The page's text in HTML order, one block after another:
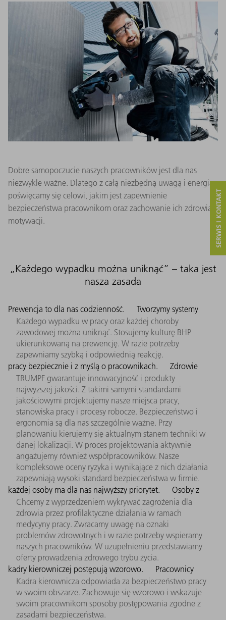
Dobre samopoczucie naszych pracowników jest dla nas
niezwykle ważne. Dlatego z całą niezbędną uwagą i energią
poświęcamy się celowi, jakim jest zapewnienie
bezpieczeństwa pracownikom oraz zachowanie ich zdrowia i
motywacji.
„Każdego wypadku można uniknąć” – taka jest
nasza zasada
Prewencja to dla nas codzienność.
Każdego wypadku w pracy oraz każdej choroby
zawodowej można uniknąć. Stosujemy kulturę BHP
ukierunkowaną na prewencję. W razie potrzeby
zapewniamy szybką i odpowiednią reakcję.
Tworzymy systemy
pracy bezpiecznie i z myślą o pracownikach.
TRUMPF gwarantuje innowacyjność i produkty
najwyższej jakości. Z takimi samymi standardami
jakościowymi projektujemy nasze miejsca pracy,
stanowiska pracy i procesy robocze. Bezpieczeństwo i
ergonomia są dla nas szczególnie ważne. Przy
planowaniu kierujemy się aktualnym stanem techniki w
danej lokalizacji. W proces projektowania aktywnie
angażujemy również współpracowników. Nasze
kompleksowe oceny ryzyka i wynikające z nich działania
zapewniają wysoki standard bezpieczeństwa w firmie.
Zdrowie
każdej osoby ma dla nas najwyższy priorytet.
Chcemy z wyprzedzeniem wykrywać zagrożenia dla
zdrowia przez profilaktyczne działania w ramach
medycyny pracy. Zwracamy uwagę na oznaki
problemów zdrowotnych i w razie potrzeby wspieramy
naszych pracowników. W uzupełnieniu przedstawiamy
oferty prowadzenia zdrowego trybu życia.
Osoby z
kadry kierowniczej postępują wzorowo.
Kadra kierownicza odpowiada za bezpieczeństwo pracy
w swoim obszarze. Zachowuje się wzorowo i wskazuje
swoim pracownikom sposoby postępowania zgodne z
zasadami bezpieczeństwa.
Pracownicy
SERWIS I KONTAKT